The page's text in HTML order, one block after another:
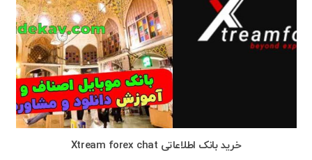
خرید بانک اطلاعاتی Xtream forex chat